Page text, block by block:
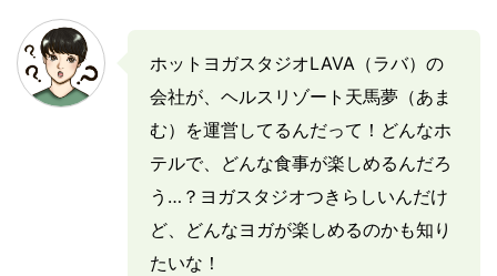
ホットヨガスタジオLAVA（ラバ）の
会社が、ヘルスリゾート天馬夢（あま
む）を運営してるんだって！どんなホ
テルで、どんな食事が楽しめるんだろ
う…？ヨガスタジオつきらしいんだけ
ど、どんなヨガが楽しめるのかも知り
たいな！